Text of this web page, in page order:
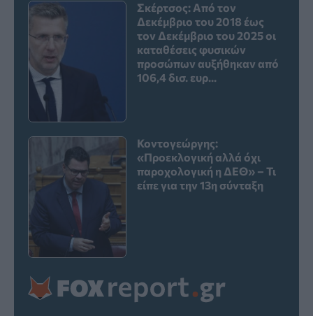
Σκέρτσος: Από τον
Δεκέμβριο του 2018 έως
τον Δεκέμβριο του 2025 οι
καταθέσεις φυσικών
προσώπων αυξήθηκαν από
106,4 δισ. ευρ...
Κοντογεώργης:
«Προεκλογική αλλά όχι
παροχολογική η ΔΕΘ» – Τι
είπε για την 13η σύνταξη